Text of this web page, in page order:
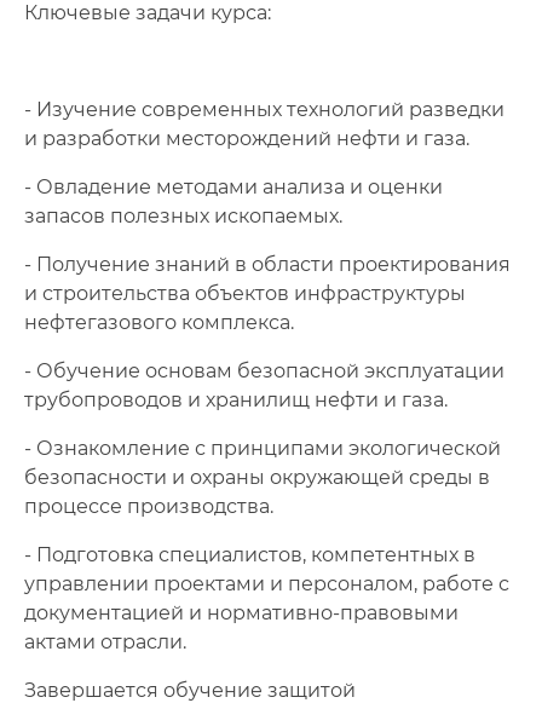
Ключевые задачи курса:
- Изучение современных технологий разведки
и разработки месторождений нефти и газа.
- Овладение методами анализа и оценки
запасов полезных ископаемых.
- Получение знаний в области проектирования
и строительства объектов инфраструктуры
нефтегазового комплекса.
- Обучение основам безопасной эксплуатации
трубопроводов и хранилищ нефти и газа.
- Ознакомление с принципами экологической
безопасности и охраны окружающей среды в
процессе производства.
- Подготовка специалистов, компетентных в
управлении проектами и персоналом, работе с
документацией и нормативно-правовыми
актами отрасли.
Завершается обучение защитой